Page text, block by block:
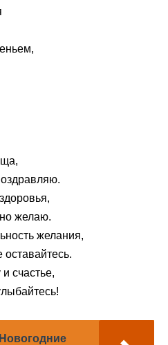
желаю.
желания,
счастье,
Новогодние